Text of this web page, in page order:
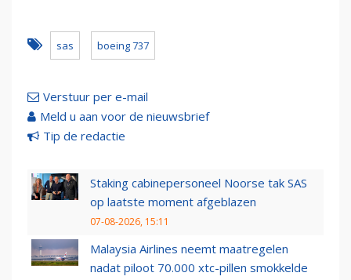
sas boeing 737
Verstuur per e-mail
Meld u aan voor de nieuwsbrief
Tip de redactie
Staking cabinepersoneel Noorse tak SAS
op laatste moment afgeblazen
07-08-2026, 15:11
Malaysia Airlines neemt maatregelen
nadat piloot 70.000 xtc-pillen smokkelde